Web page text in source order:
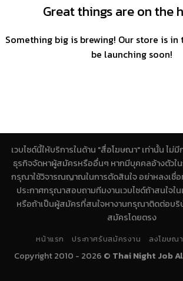
Great things are on the
Something big is brewing! Our store is
be launching soon!
เวบไซด์นี้ให้บริการในด้าน "สื่อโฆษณา" เท่านั้น ไม่
ธุรกิจจัดหาผู้สมัครหรืออื่นๆ หากมีบุคคลอ้างตัวใน
กรุณาใช้วิจารณญาณในการตัดสินใจ อย่าหลงเชื่
ประกาศกรุณาสอบถามทีมงานเวบไซด์ถ้าสนใจใ
หรือถ้าเป็นผู้สมัครที่สนใจหางานกรุณาติดต่อบริ
สมัครโดยตรง
หน้าแรก ประกาศรับสมัครงาน ลงโฆษณา
Copyright 2010 - 2026 © Thai Night Job